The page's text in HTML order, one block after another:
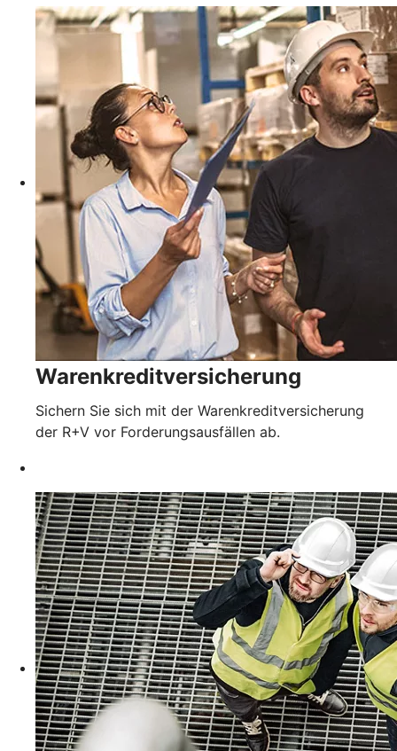
Warenkreditversicherung
Sichern Sie sich mit der Warenkreditversicherung
der R+V vor Forderungsausfällen ab.